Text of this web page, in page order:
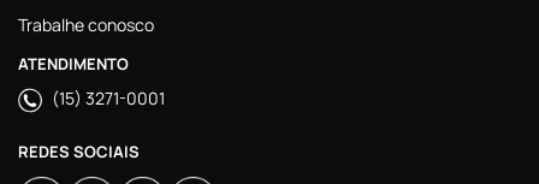
Trabalhe conosco
ATENDIMENTO
(15) 3271-0001
REDES SOCIAIS